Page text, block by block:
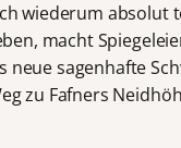
wiederum absolut
macht
neue sagenhafte
zu Fafners